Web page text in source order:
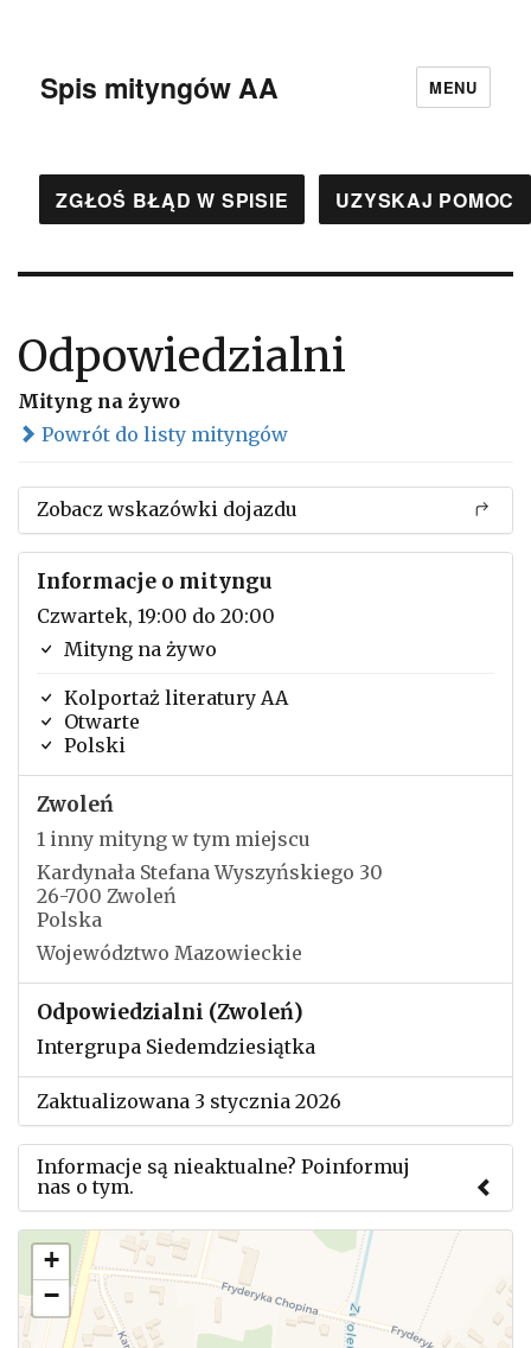
Spis mityngów AA MENU
ZGŁOŚ BŁĄD W SPISIE UZYSKAJ POMOC
Odpowiedzialni
Mityng na żywo
Powrót do listy mityngów
Zobacz wskazówki dojazdu
Informacje o mityngu
Czwartek, 19:00 do 20:00
Mityng na żywo
Kolportaż literatury AA
Otwarte
Polski
Zwoleń
1 inny mityng w tym miejscu
Kardynała Stefana Wyszyńskiego 30
26-700 Zwoleń
Polska
Województwo Mazowieckie
Odpowiedzialni (Zwoleń)
Intergrupa Siedemdziesiątka
Zaktualizowana 3 stycznia 2026
Informacje są nieaktualne? Poinformuj
nas o tym.
Użyj tego formularza aby przesłać informację o
zmianach w powyższym mityngu.
+
−